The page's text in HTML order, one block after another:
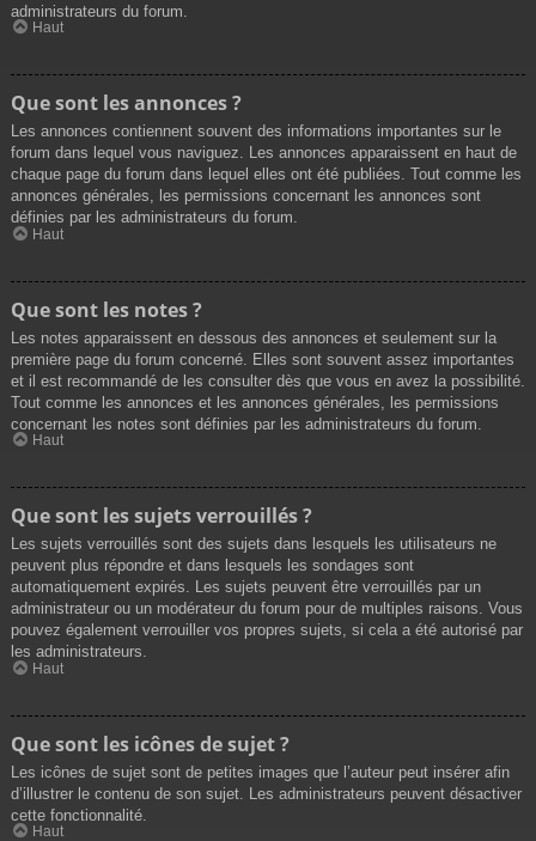
administrateurs du forum.
Haut
Que sont les annonces ?
Les annonces contiennent souvent des informations importantes sur le
forum dans lequel vous naviguez. Les annonces apparaissent en haut de
chaque page du forum dans lequel elles ont été publiées. Tout comme les
annonces générales, les permissions concernant les annonces sont
définies par les administrateurs du forum.
Haut
Que sont les notes ?
Les notes apparaissent en dessous des annonces et seulement sur la
première page du forum concerné. Elles sont souvent assez importantes
et il est recommandé de les consulter dès que vous en avez la possibilité.
Tout comme les annonces et les annonces générales, les permissions
concernant les notes sont définies par les administrateurs du forum.
Haut
Que sont les sujets verrouillés ?
Les sujets verrouillés sont des sujets dans lesquels les utilisateurs ne
peuvent plus répondre et dans lesquels les sondages sont
automatiquement expirés. Les sujets peuvent être verrouillés par un
administrateur ou un modérateur du forum pour de multiples raisons. Vous
pouvez également verrouiller vos propres sujets, si cela a été autorisé par
les administrateurs.
Haut
Que sont les icônes de sujet ?
Les icônes de sujet sont de petites images que l’auteur peut insérer afin
d’illustrer le contenu de son sujet. Les administrateurs peuvent désactiver
cette fonctionnalité.
Haut